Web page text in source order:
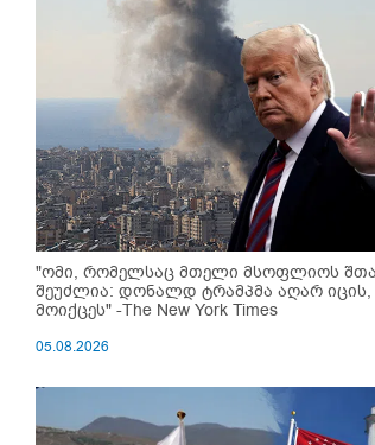
"ომი, რომელსაც მთელი მსოფლიოს
შეუძლია: დონალდ ტრამპმა აღარ
მოიქცეს" -The New York Times
05.08.2026